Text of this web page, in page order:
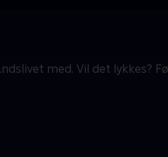
med. Vil det lykkes?